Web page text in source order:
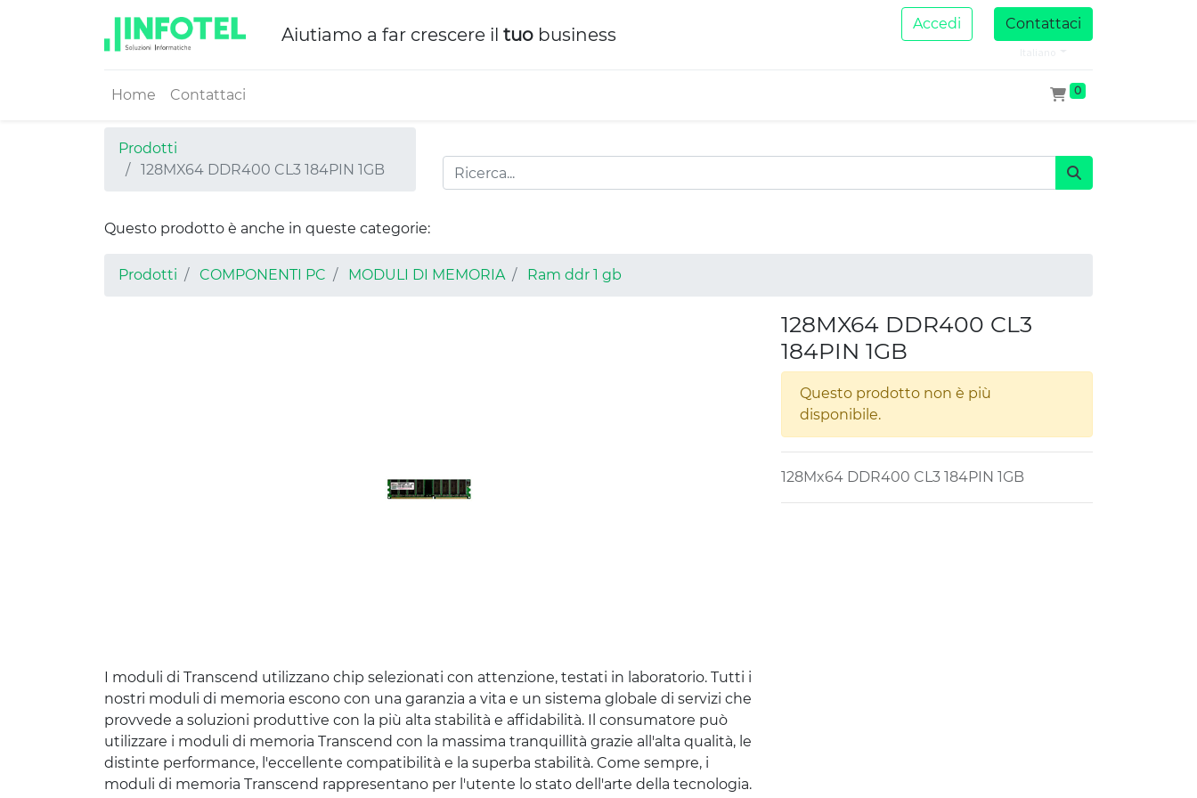
Aiutiamo a far crescere il tuo business
Accedi Contattaci
Home Contattaci 0
Prodotti
128MX64 DDR400 CL3 184PIN 1GB
Questo prodotto è anche in queste categorie:
Prodotti COMPONENTI PC MODULI DI MEMORIA Ram ddr 1 gb
I moduli di Transcend utilizzano chip selezionati con attenzione, testati in laboratorio. Tutti i
nostri moduli di memoria escono con una garanzia a vita e un sistema globale di servizi che
provvede a soluzioni produttive con la più alta stabilità e affidabilità. Il consumatore può
utilizzare i moduli di memoria Transcend con la massima tranquillità grazie all'alta qualità, le
distinte performance, l'eccellente compatibilità e la superba stabilità. Come sempre, i
moduli di memoria Transcend rappresentano per l'utente lo stato dell'arte della tecnologia.
128MX64 DDR400 CL3
184PIN 1GB
Questo prodotto non è più
disponibile.
128Mx64 DDR400 CL3 184PIN 1GB